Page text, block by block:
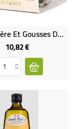
Tête Entière Et Gousses D'ail Noir Bio En Pot
10,82 €Prix